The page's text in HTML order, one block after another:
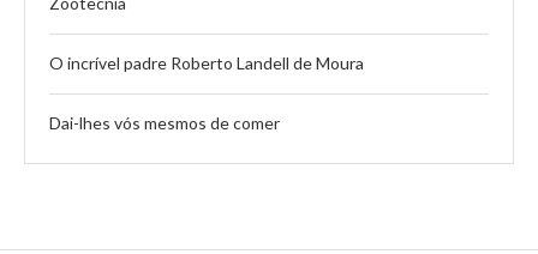
O incrível padre Roberto Landell de Moura
Dai-lhes vós mesmos de comer